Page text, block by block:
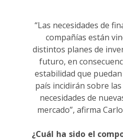
“Las necesidades de
compañías están
distintos planes de
futuro, en
estabilidad que
país incidirán sobre
necesidades de
mercado”, afirma
¿Cuál ha sido el